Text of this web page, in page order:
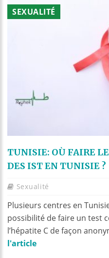
SEXUALITÉ
TUNISIE: OÙ FAIRE
DES IST EN TUNISIE ?
Sexualité
Plusieurs centres en
possibilité de faire un test
l’hépatite C de façon
l'article